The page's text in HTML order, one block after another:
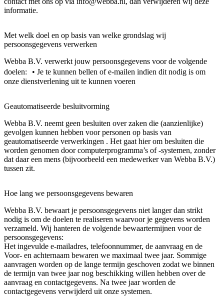
informatie.
Met welk doel en op basis van welke grondslag wij
persoonsgegevens verwerken
Webba B.V. verwerkt jouw persoonsgegevens voor de volgende
doelen: • Je te kunnen bellen of e-mailen indien dit nodig is om
onze dienstverlening uit te kunnen voeren
Geautomatiseerde besluitvorming
Webba B.V. neemt geen besluiten over zaken die (aanzienlijke)
gevolgen kunnen hebben voor personen op basis van
geautomatiseerde verwerkingen . Het gaat hier om besluiten die
worden genomen door computerprogramma’s of -systemen, zonder
dat daar een mens (bijvoorbeeld een medewerker van Webba B.V.)
tussen zit.
Hoe lang we persoonsgegevens bewaren
Webba B.V. bewaart je persoonsgegevens niet langer dan strikt
nodig is om de doelen te realiseren waarvoor je gegevens worden
verzameld. Wij hanteren de volgende bewaartermijnen voor de
persoonsgegevens:
Het ingevulde e-mailadres, telefoonnummer, de aanvraag en de
Voor- en achternaam bewaren we maximaal twee jaar. Sommige
aanvragen worden op de lange termijn geschoven zodat we binnen
de termijn van twee jaar nog beschikking willen hebben over de
aanvraag en contactgegevens. Na twee jaar worden de
contactgegevens verwijderd uit onze systemen.